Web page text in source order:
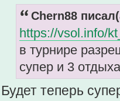
Chern88
https://vsol.info/
в турнире
супер и 3
Будет теперь